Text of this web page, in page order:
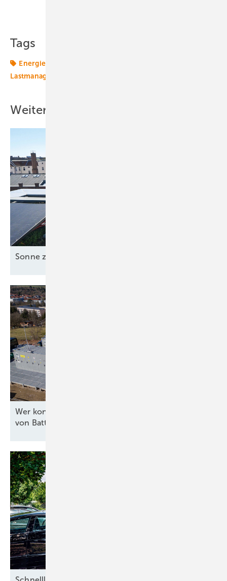
Tags
Energiesystem
Lastmanagement
Weitere Inhalte
Sonne zusammen
Wer kontrolliert die Software für die Steuerung
von Batteriespeichern?